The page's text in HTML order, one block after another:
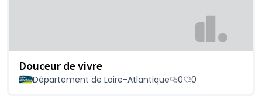
Douceur de vivre
Département de Loire-Atlantique 0 0